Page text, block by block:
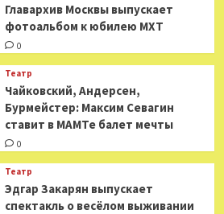
​​Главархив Москвы выпускает
фотоальбом к юбилею МХТ
0
Театр
​​Чайковский, Андерсен,
Бурмейстер: Максим Севагин
ставит в МАМТе балет мечты
0
Театр
Эдгар Закарян выпускает
спектакль о весёлом выживании